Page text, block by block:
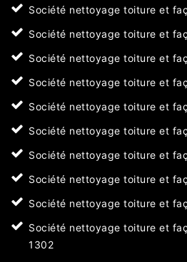
Société nettoyage toiture et
Société nettoyage toiture et
Société nettoyage toiture et
Société nettoyage toiture et
Société nettoyage toiture et
Société nettoyage toiture et
Société nettoyage toiture et
Société nettoyage toiture et
Société nettoyage toiture et
Société nettoyage toiture et
1302